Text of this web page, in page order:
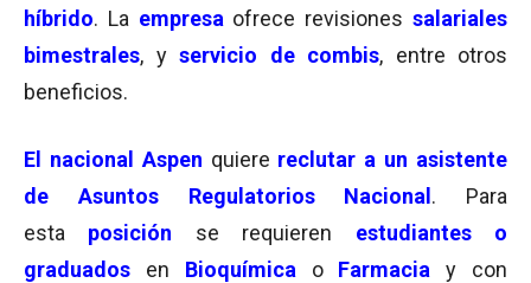
híbrido. La empresa ofrece revisionessalariales
bimestrales, y servicio de combis, entre otros
beneficios.
El nacional Aspen quiere reclutar a un asistente
de Asuntos Regulatorios Nacional . Para
esta posición se requieren estudiantes o
graduados
en Bioquímica o Farmacia
y con